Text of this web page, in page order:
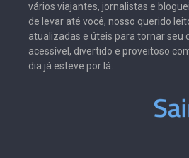
vários viajantes, jornalistas e
de levar até você, nosso querido
atualizadas e úteis para tornar seu
acessível, divertido e proveitoso
dia já esteve por lá.